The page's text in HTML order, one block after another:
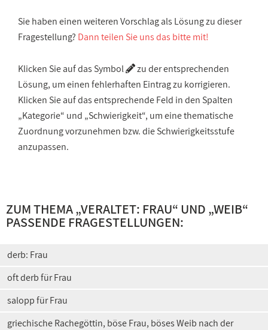
Sie haben einen weiteren Vorschlag als Lösung zu dieser
Fragestellung? Dann teilen Sie uns das bitte mit!
Klicken Sie auf das Symbol
zu der entsprechenden
Lösung, um einen fehlerhaften Eintrag zu korrigieren.
Klicken Sie auf das entsprechende Feld in den Spalten
„Kategorie“ und „Schwierigkeit“, um eine thematische
Zuordnung vorzunehmen bzw. die Schwierigkeitsstufe
anzupassen.
ZUM THEMA „VERALTET: FRAU“ UND „WEIB“
PASSENDE FRAGESTELLUNGEN:
derb: Frau
oft derb für Frau
salopp für Frau
griechische Rachegöttin, böse Frau, böses Weib nach der